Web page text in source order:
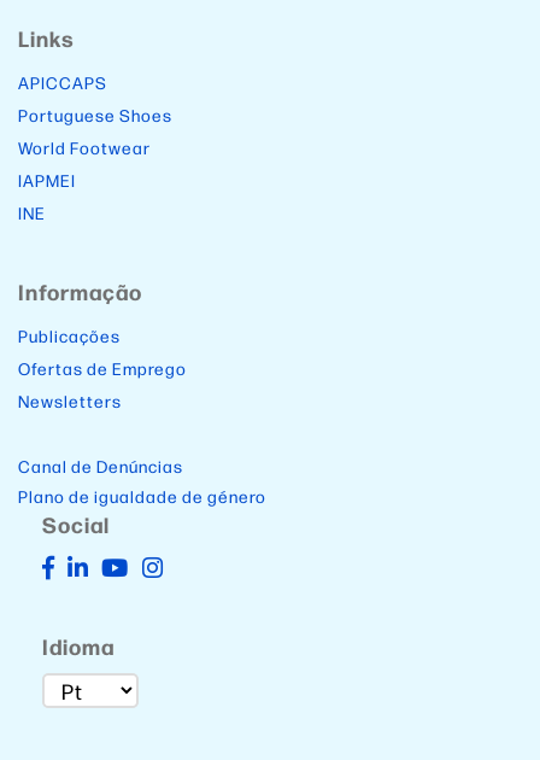
Links
APICCAPS
Portuguese Shoes
World Footwear
IAPMEI
INE
Informação
Publicações
Ofertas de Emprego
Newsletters
Canal de Denúncias
Plano de igualdade de género
Social
Idioma